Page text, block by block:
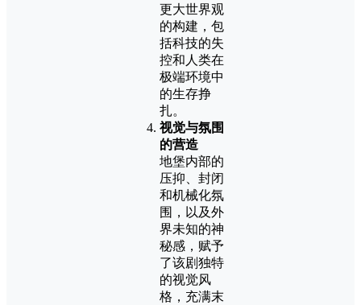
更大世界观
的构建，包
括科技的失
控和人类在
极端环境中
的生存挣
扎。
视觉与氛围
的营造
地堡内部的
压抑、封闭
和机械化氛
围，以及外
界未知的神
秘感，赋予
了该剧独特
的视觉风
格，充满末